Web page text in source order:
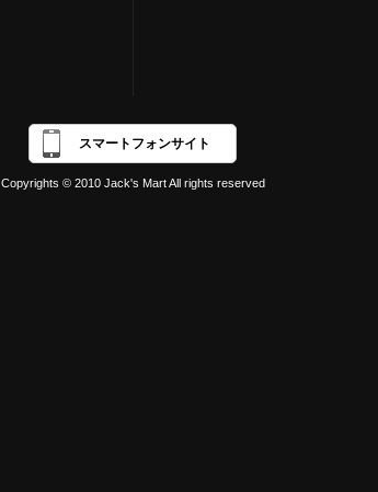
スマートフォンサイト
Copyrights © 2010 Jack's Mart All rights reserved